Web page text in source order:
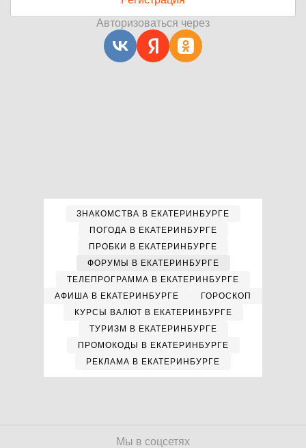
Авторизоваться через
ЗНАКОМСТВА В ЕКАТЕРИНБУРГЕ
ПОГОДА В ЕКАТЕРИНБУРГЕ
ПРОБКИ В ЕКАТЕРИНБУРГЕ
ФОРУМЫ В ЕКАТЕРИНБУРГЕ
ТЕЛЕПРОГРАММА В ЕКАТЕРИНБУРГЕ
АФИША В ЕКАТЕРИНБУРГЕ
ГОРОСКОП
КУРСЫ ВАЛЮТ В ЕКАТЕРИНБУРГЕ
ТУРИЗМ В ЕКАТЕРИНБУРГЕ
ПРОМОКОДЫ В ЕКАТЕРИНБУРГЕ
РЕКЛАМА В ЕКАТЕРИНБУРГЕ
Мы в соцсетях